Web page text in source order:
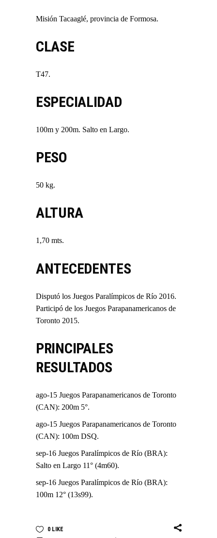
Misión Tacaaglé, provincia de Formosa.
CLASE
T47.
ESPECIALIDAD
100m y 200m. Salto en Largo.
PESO
50 kg.
ALTURA
1,70 mts.
ANTECEDENTES
Disputó los Juegos Paralímpicos de Río 2016.
Participó de los Juegos Parapanamericanos de
Toronto 2015.
PRINCIPALES
RESULTADOS
ago-15 Juegos Parapanamericanos de Toronto
(CAN): 200m 5°.
ago-15 Juegos Parapanamericanos de Toronto
(CAN): 100m DSQ.
sep-16 Juegos Paralímpicos de Río (BRA):
Salto en Largo 11° (4m60).
sep-16 Juegos Paralímpicos de Río (BRA):
100m 12° (13s99).
0 LIKE